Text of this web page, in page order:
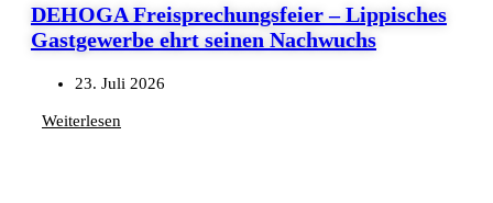
DEHOGA Freisprechungsfeier – Lippisches
Gastgewerbe ehrt seinen Nachwuchs
23. Juli 2026
Weiterlesen